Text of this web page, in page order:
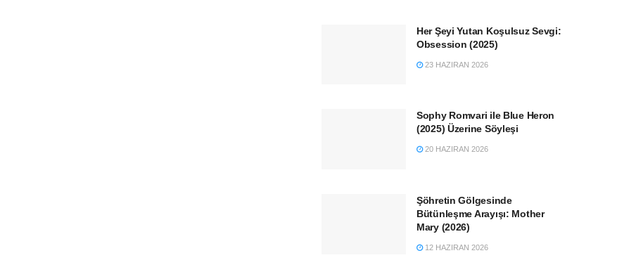
Her Şeyi Yutan Koşulsuz Sevgi:
Obsession (2025)
23 HAZIRAN 2026
Sophy Romvari ile Blue Heron
(2025) Üzerine Söyleşi
20 HAZIRAN 2026
Şöhretin Gölgesinde
Bütünleşme Arayışı: Mother
Mary (2026)
12 HAZIRAN 2026